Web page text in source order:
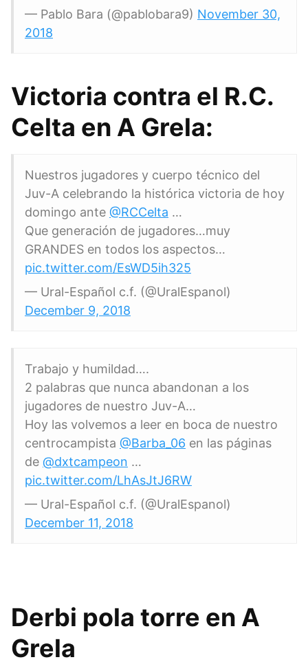
— Pablo Bara (@pablobara9) November 30,
2018
Victoria contra el R.C.
Celta en A Grela:
Nuestros jugadores y cuerpo técnico del
Juv-A celebrando la histórica victoria de hoy
domingo ante @RCCelta …
Que generación de jugadores…muy
GRANDES en todos los aspectos…
pic.twitter.com/EsWD5ih325
— Ural-Español c.f. (@UralEspanol)
December 9, 2018
Trabajo y humildad….
2 palabras que nunca abandonan a los
jugadores de nuestro Juv-A…
Hoy las volvemos a leer en boca de nuestro
centrocampista @Barba_06 en las páginas
de @dxtcampeon …
pic.twitter.com/LhAsJtJ6RW
— Ural-Español c.f. (@UralEspanol)
December 11, 2018
Derbi pola torre en A
Grela